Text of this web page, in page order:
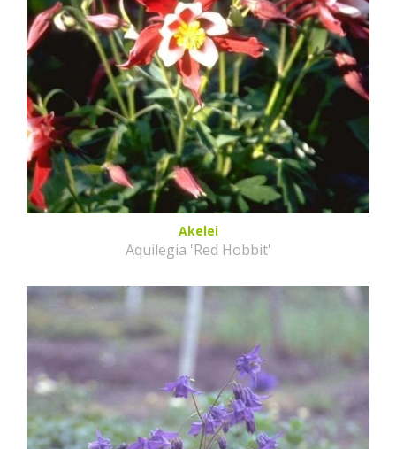
Akelei
Aquilegia 'Red Hobbit'